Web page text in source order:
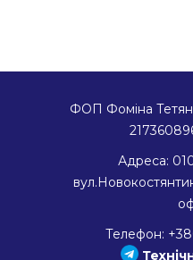
ФОП Фоміна
Адреса:
Телефон: